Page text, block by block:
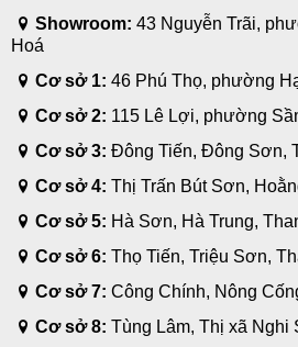
Showroom: 43 Nguyễn Trãi,
Hoá
Cơ sở 1: 46 Phú Thọ, phường
Cơ sở 2: 115 Lê Lợi, phường
Cơ sở 3: Đông Tiến, Đông Sơn,
Cơ sở 4: Thị Trấn Bút Sơn,
Cơ sở 5: Hà Sơn, Hà Trung,
Cơ sở 6: Thọ Tiến, Triệu Sơn,
Cơ sở 7: Công Chính, Nông
Cơ sở 8: Tùng Lâm, Thị xã Nghi